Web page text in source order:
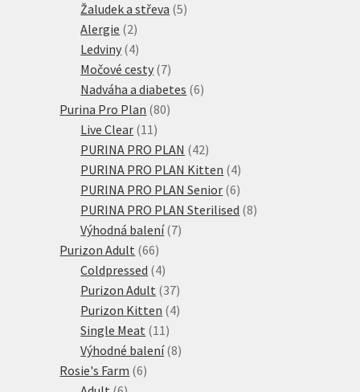
produktů
Žaludek a střeva 55
Alergie 22
produkty
Ledviny 44
produkty
Močové cesty 77
produktů
Nadváha a diabetes 66
Purina Pro Plan 8080
Live Clear 11 11
produktů
PURINA PRO PLAN 4242
produktů
PURINA PRO PLAN Kitten 44
produkty
PURINA PRO PLAN Senior 66
produktů
PURINA PRO PLAN Sterilised 88
Výhodná balení 77
Purizon Adult 6666
produktů
Coldpressed 44
produkty
Purizon Adult 3737
produktů
Purizon Kitten 44
Single Meat 11 11
produktů
Výhodné balení 88
Rosie's Farm 66